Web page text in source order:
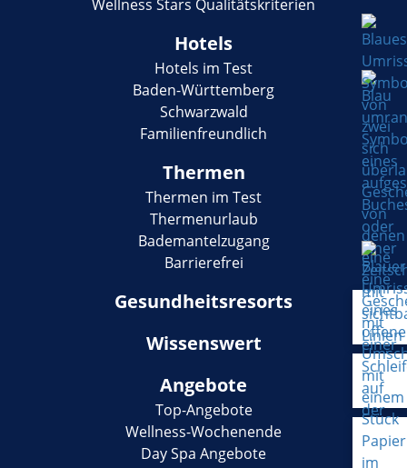
Wellness Stars Qualitätskriterien
Hotels
Hotels im Test
Baden-Württemberg
Schwarzwald
Familienfreundlich
Thermen
Thermen im Test
Thermenurlaub
Bademantelzugang
Barrierefrei
Gesundheitsresorts
Wissenswert
Angebote
Top-Angebote
Wellness-Wochenende
Day Spa Angebote